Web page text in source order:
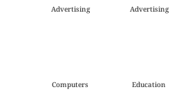
Advertising Advertising
Computers Education